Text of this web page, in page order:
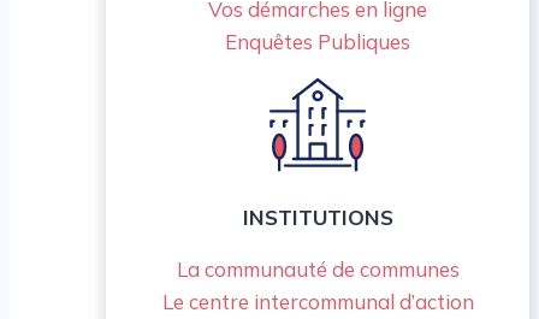
Vos démarches en ligne
Enquêtes Publiques
INSTITUTIONS
La communauté de communes
Le centre intercommunal d’action